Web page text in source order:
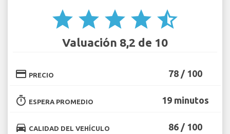
star star star star star_half
Valuación 8,2 de 10
credit_card PRECIO 78 / 100
timer ESPERA PROMEDIO 19 minutos
directions_car CALIDAD DEL VEHÍCULO 86 / 100